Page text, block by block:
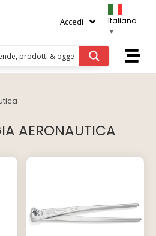
Accedi
Italiano
▼
AERONAUTICA